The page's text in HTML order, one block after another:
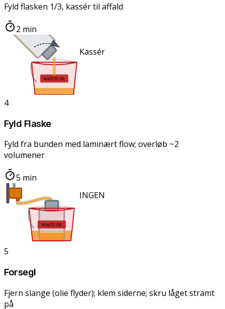
Fyld flasken 1/3, kassér til affald
2 min
WASTE OIL
Kassér Skyl
4
Fyld Flaske
Fyld fra bunden med laminært flow; overløb ~2
volumener
5 min
WASTE OIL
INGEN bobler!
5
Forsegl
Fjern slange (olie flyder); klem siderne; skru låget stramt
på